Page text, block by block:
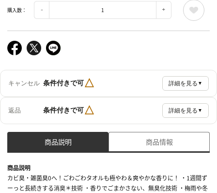
購入数：
キャンセル 条件付きで可△ 詳細を見る ▼
返品 条件付きで可△ 詳細を見る ▼
商品説明 商品情報
商品説明
カビ臭・雑菌臭0へ！ごわごわタオルも極やわ＆爽やかな香りに！ ・1週間ず
ーっと長続きする消臭＊技術 ・香りでごまかさない、無臭化技術 ・梅雨や冬